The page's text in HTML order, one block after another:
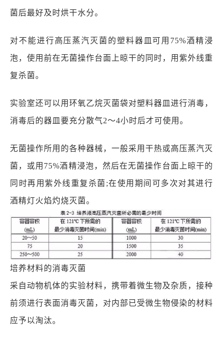
菌后最好及时烘干水分。
对不能进行高压蒸汽灭菌的塑料器皿可用75%酒精浸
泡，使用前在无菌操作台面上晾干的同时，用紫外线重
复杀菌。
实验室还可以用环氧乙烷灭菌袋对塑料器皿进行消毒，
消毒后的器皿要充分散气2～4小时后才可使用。
无菌操作所用的各种器械，一般采用干热或高压蒸汽灭
菌，或用75%酒精浸泡，然后在无菌操作台面上晾干的
同时再用紫外线重复杀菌;在使用期间可多次对其进行
酒精灯火焰灼烧灭菌。
培养材料的消毒灭菌
采自动物机体的实验材料，携带着微生物及杂质，接种
前须进行表面消毒灭菌，对内部已受微生物侵染的材料
应予以淘汰。